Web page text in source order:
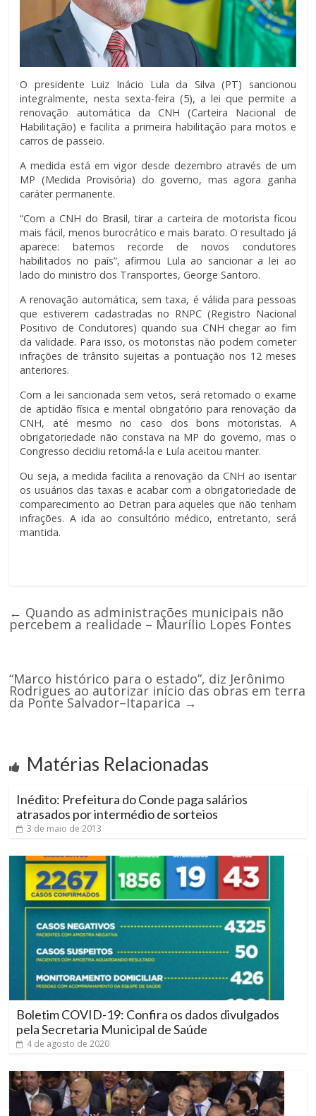
O presidente Luiz Inácio Lula da Silva (PT) sancionou
integralmente, nesta sexta-feira (5), a lei que permite a
renovação automática da CNH (Carteira Nacional de
Habilitação) e facilita a primeira habilitação para motos e
carros de passeio.
A medida está em vigor desde dezembro através de um
MP (Medida Provisória) do governo, mas agora ganha
caráter permanente.
“Com a CNH do Brasil, tirar a carteira de motorista ficou
mais fácil, menos burocrático e mais barato. O resultado já
aparece: batemos recorde de novos condutores
habilitados no país”, afirmou Lula ao sancionar a lei ao
lado do ministro dos Transportes, George Santoro.
A renovação automática, sem taxa, é válida para pessoas
que estiverem cadastradas no RNPC (Registro Nacional
Positivo de Condutores) quando sua CNH chegar ao fim
da validade. Para isso, os motoristas não podem cometer
infrações de trânsito sujeitas a pontuação nos 12 meses
anteriores.
Com a lei sancionada sem vetos, será retomado o exame
de aptidão física e mental obrigatório para renovação da
CNH, até mesmo no caso dos bons motoristas. A
obrigatoriedade não constava na MP do governo, mas o
Congresso decidiu retomá-la e Lula aceitou manter.
Ou seja, a medida facilita a renovação da CNH ao isentar
os usuários das taxas e acabar com a obrigatoriedade de
comparecimento ao Detran para aqueles que não tenham
infrações. A ida ao consultório médico, entretanto, será
mantida.
← Quando as administrações municipais não
percebem a realidade – Maurílio Lopes Fontes
“Marco histórico para o estado”, diz Jerônimo
Rodrigues ao autorizar início das obras em terra
da Ponte Salvador–Itaparica →
Matérias Relacionadas
Inédito: Prefeitura do Conde paga salários
atrasados por intermédio de sorteios
3 de maio de 2013
Boletim COVID-19: Confira os dados divulgados
pela Secretaria Municipal de Saúde
4 de agosto de 2020